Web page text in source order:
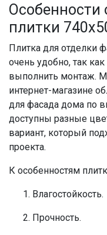
Особенности
плитки
Плитка для отделки
очень удобно, так
выполнить монтаж.
интернет-магазине
для фасада дома по
доступны разные
вариант, который
проекта.
К особенностям
Влагостойкость.
Прочность.